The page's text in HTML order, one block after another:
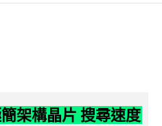
架構晶片 搜尋速度